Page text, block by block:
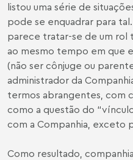
listou uma série de
pode se enquadrar para
parece tratar-se de um rol
ao mesmo tempo em que
(não ser cônjuge ou
administrador da
termos abrangentes, com
como a questão do
com a Companhia, exceto
Como resultado,